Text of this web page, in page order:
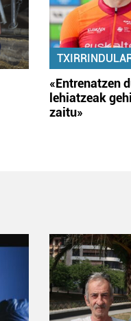
«Entrenatzen
lehiatzeak
zaitu»